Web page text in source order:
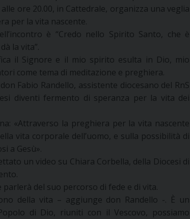
ore 20.00, in Cattedrale, organizza una veglia
per la vita nascente.
è “Credo nello Spirito Santo, che è
la vita”.
il Signore e il mio spirito esulta in Dio, mio
come tema di meditazione e preghiera.
Fabio Randello, assistente diocesano del RnS
diventi fermento di speranza per la vita dei
«Attraverso la preghiera per la vita nascente
vita corporale dell’uomo, e sulla possibilità di
a Gesù».
un video su Chiara Corbella, della Diocesi di
del suo percorso di fede e di vita.
della vita – aggiunge don Randello -. È un
di Dio, riuniti con il Vescovo, possiamo